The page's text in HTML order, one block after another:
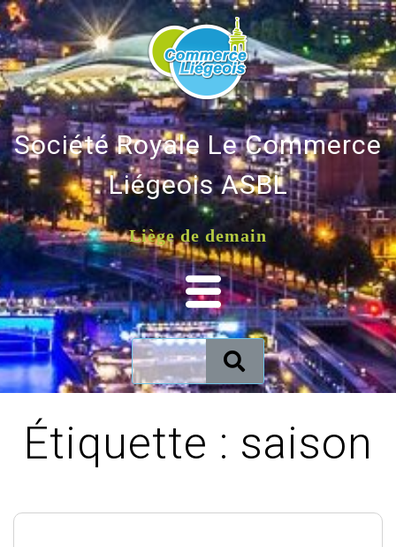
Société Royale Le Commerce
Liégeois ASBL
Liège de demain
Étiquette : saison